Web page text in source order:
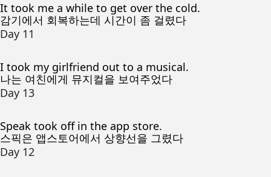
It took me a while to get over the cold.
감기에서 회복하는데 시간이 좀 걸렸다
Day 11
I took my girlfriend out to a musical.
나는 여친에게 뮤지컬을 보여주었다
Day 13
Speak took off in the app store.
스픽은 앱스토어에서 상향선을 그렸다
Day 12